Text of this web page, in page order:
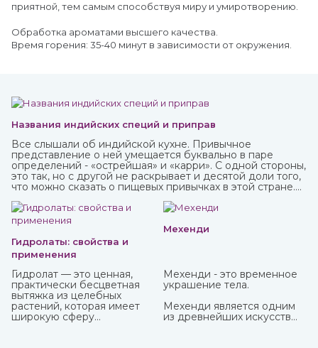
приятной, тем самым способствуя миру и умиротворению.
Обработка ароматами высшего качества.
Время горения: 35-40 минут в зависимости от окружения.
Названия индийских специй и приправ
Все слышали об индийской кухне. Привычное
представление о ней умещается буквально в паре
определений - «острейшая» и «карри». С одной стороны,
это так, но с другой не раскрывает и десятой доли того,
что можно сказать о пищевых привычках в этой стране.
Присутствующие в ней специи и их сочетания
подобраны специально таким образом, чтобы не только
придавать удивительные вкусовые свойства блюдам, но
и оказывать благотворное влияние на организм.
Гидролаты: свойства и
применения
Гидролат — это ценная,
практически бесцветная
вытяжка из целебных
растений, которая имеет
широкую сферу
Мехенди
Мехенди - это временное
украшение тела.
Мехенди является одним
из древнейших искусств